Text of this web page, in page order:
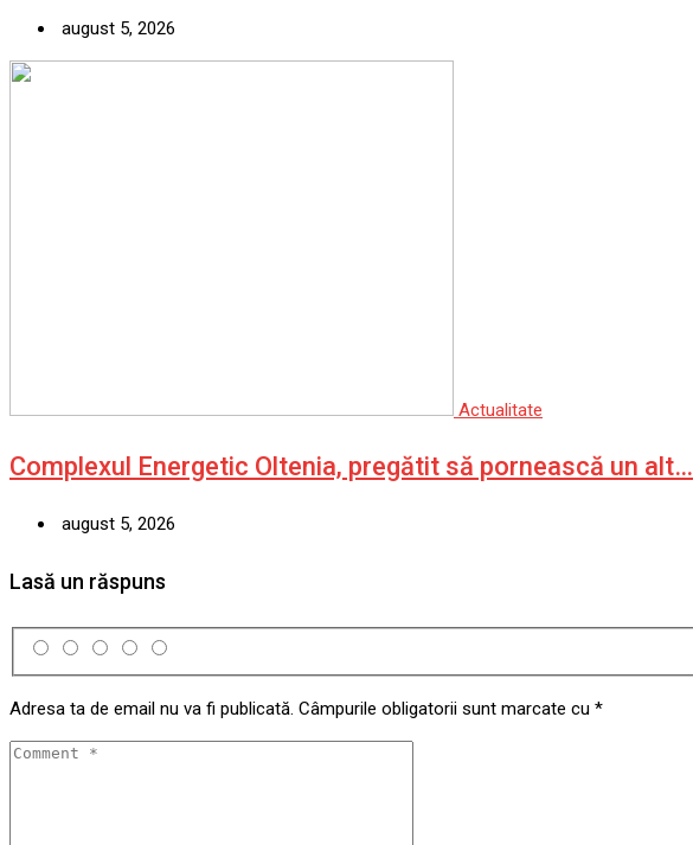
august 5, 2026
Actualitate
Complexul Energetic Oltenia, pregătit să pornească un alt…
august 5, 2026
Lasă un răspuns
Adresa ta de email nu va fi publicată. Câmpurile obligatorii sunt marcate cu *